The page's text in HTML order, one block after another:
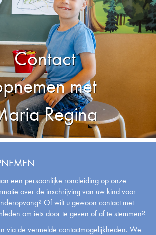
Contact
met
Regina
een persoonlijke rondleiding op onze
over de inschrijving van uw kind voor
Of wilt u gewoon contact met
om iets door te geven of af te stemmen?
via de vermelde contactmogelijkheden. We